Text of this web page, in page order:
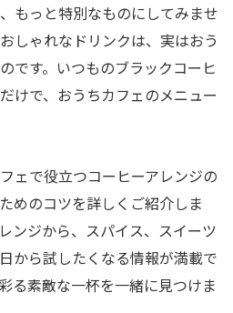
もっと特別なものにしてみませ
しゃれなドリンクは、実はおう
です。いつものブラックコーヒ
けで、おうちカフェのメニュー
ェで役立つコーヒーアレンジの
めのコツを詳しくご紹介しま
ンジから、スパイス、スイーツ
から試したくなる情報が満載で
る素敵な一杯を一緒に見つけま